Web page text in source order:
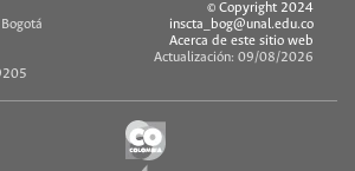
© Copyright 2024
inscta_bog@unal.edu.co
Acerca de este sitio web
Actualización: 09/08/2026